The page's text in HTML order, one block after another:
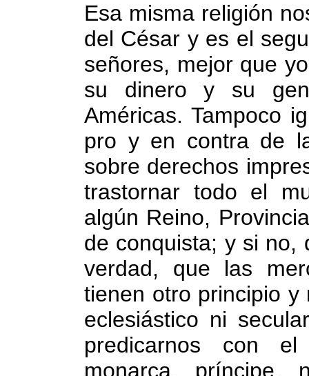
Esa misma religión
del César y es el
señores, mejor que
su dinero y su
Américas. Tampoco
pro y en contra de
sobre derechos
trastornar todo el
algún Reino,
de conquista; y si no,
verdad, que las
tienen otro principio y
eclesiástico ni
predicarnos con
monarca,